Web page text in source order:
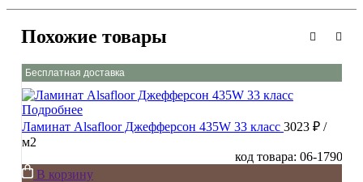
Похожие товары
Бесплатная доставка
Подробнее
Ламинат Alsafloor Джефферсон 435W 33 класс 3023 ₽ /
м2
код товара: 06-1790
В корзину